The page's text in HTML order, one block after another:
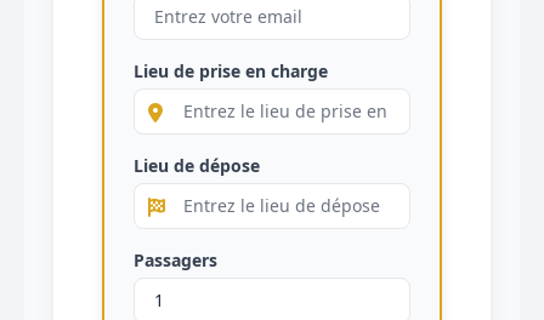
Lieu de prise en charge
Lieu de dépose
Passagers